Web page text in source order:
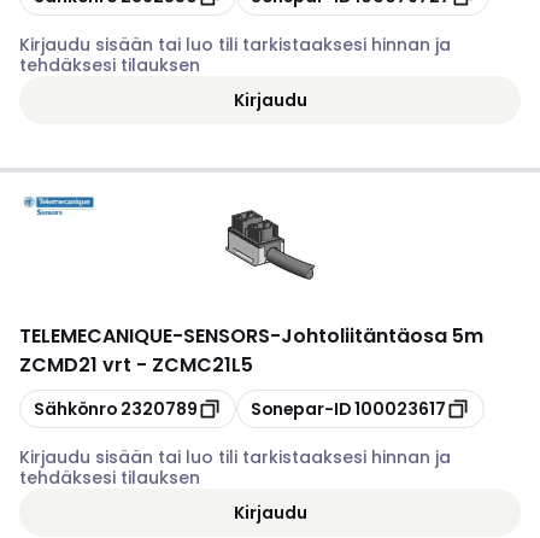
Kirjaudu sisään tai luo tili tarkistaaksesi hinnan ja
tehdäksesi tilauksen
Kirjaudu
TELEMECANIQUE-SENSORS-Johtoliitäntäosa 5m
ZCMD21 vrt - ZCMC21L5
Kopioi
Sähkönro 2320789 Kopioi
Sonepar-ID100023617
Kirjaudu sisään tai luo tili tarkistaaksesi hinnan ja
tehdäksesi tilauksen
Kirjaudu